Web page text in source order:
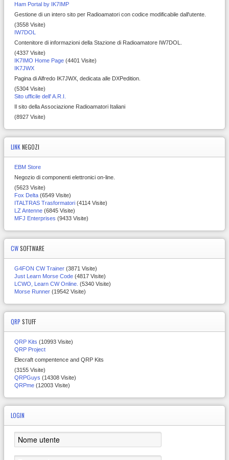
Ham Portal by IK7IMP
Gestione di un intero sito per Radioamatori con codice modificabile dall'utente.
(3558 Visite)
IW7DOL
Contenitore di informazioni della Stazione di Radioamatore IW7DOL.
(4337 Visite)
IK7IMO Home Page (4401 Visite)
IK7JWX
Pagina di Alfredo IK7JWX, dedicata alle DXPedition.
(5304 Visite)
Sito ufficile dell' A.R.I.
Il sito della Associazione Radioamatori Italiani
(8927 Visite)
LINK NEGOZI
EBM Store
Negozio di componenti elettronici on-line.
(5623 Visite)
Fox Delta (6549 Visite)
ITALTRAS Trasformatori (4114 Visite)
LZ Antenne (6845 Visite)
MFJ Enterprises (9433 Visite)
CWSOFTWARE
G4FON CW Trainer (3871 Visite)
Just Learn Morse Code (4817 Visite)
LCWO, Learn CW Online. (5340 Visite)
Morse Runner (19542 Visite)
QRP STUFF
QRP Kits (10993 Visite)
QRP Project
Elecraft compentence and QRP Kits
(3155 Visite)
QRPGuys (14308 Visite)
QRPme (12003 Visite)
LOGIN